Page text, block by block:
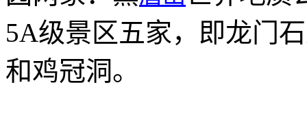
5A级景区五家，即龙门
和鸡冠洞。